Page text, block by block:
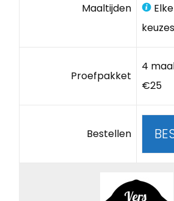
Maaltijden
keuzes
Proefpakket
4
€25
Bestellen